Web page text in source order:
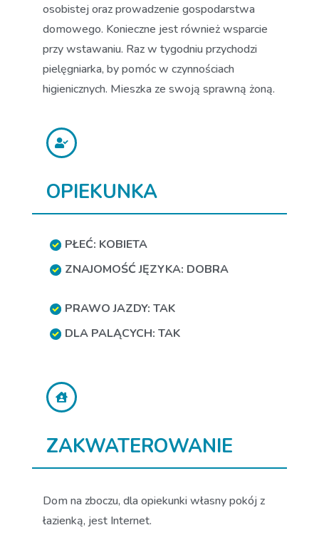
osobistej oraz prowadzenie gospodarstwa
domowego. Konieczne jest również wsparcie
przy wstawaniu. Raz w tygodniu przychodzi
pielęgniarka, by pomóc w czynnościach
higienicznych. Mieszka ze swoją sprawną żoną.
OPIEKUNKA
PŁEĆ: KOBIETA
ZNAJOMOŚĆ JĘZYKA: DOBRA
PRAWO JAZDY: TAK
DLA PALĄCYCH: TAK
ZAKWATEROWANIE
Dom na zboczu, dla opiekunki własny pokój z
łazienką, jest Internet.